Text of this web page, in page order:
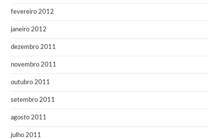
fevereiro 2012
janeiro 2012
dezembro 2011
novembro 2011
outubro 2011
setembro 2011
agosto 2011
julho 2011